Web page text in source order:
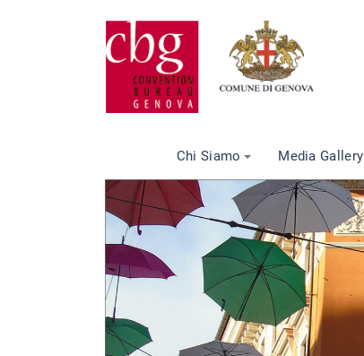
Chi Siamo Media Gallery